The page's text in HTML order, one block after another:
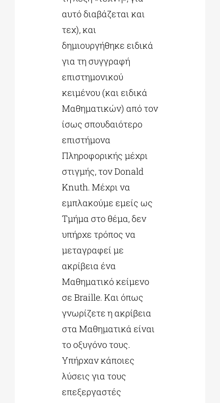
αυτό διαβάζεται και
τεχ), και
δημιουργήθηκε ειδικά
για τη συγγραφή
επιστημονικού
κειμένου (και ειδικά
Μαθηματικών) από τον
ίσως σπουδαιότερο
επιστήμονα
Πληροφορικής μέχρι
στιγμής, τον Donald
Knuth. Μέχρι να
εμπλακούμε εμείς ως
Τμήμα στο θέμα, δεν
υπήρχε τρόπος να
μεταγραφεί με
ακρίβεια ένα
Μαθηματικό κείμενο
σε Braille. Και όπως
γνωρίζετε η ακρίβεια
στα Μαθηματικά είναι
το οξυγόνο τους.
Υπήρχαν κάποιες
λύσεις για τους
επεξεργαστές